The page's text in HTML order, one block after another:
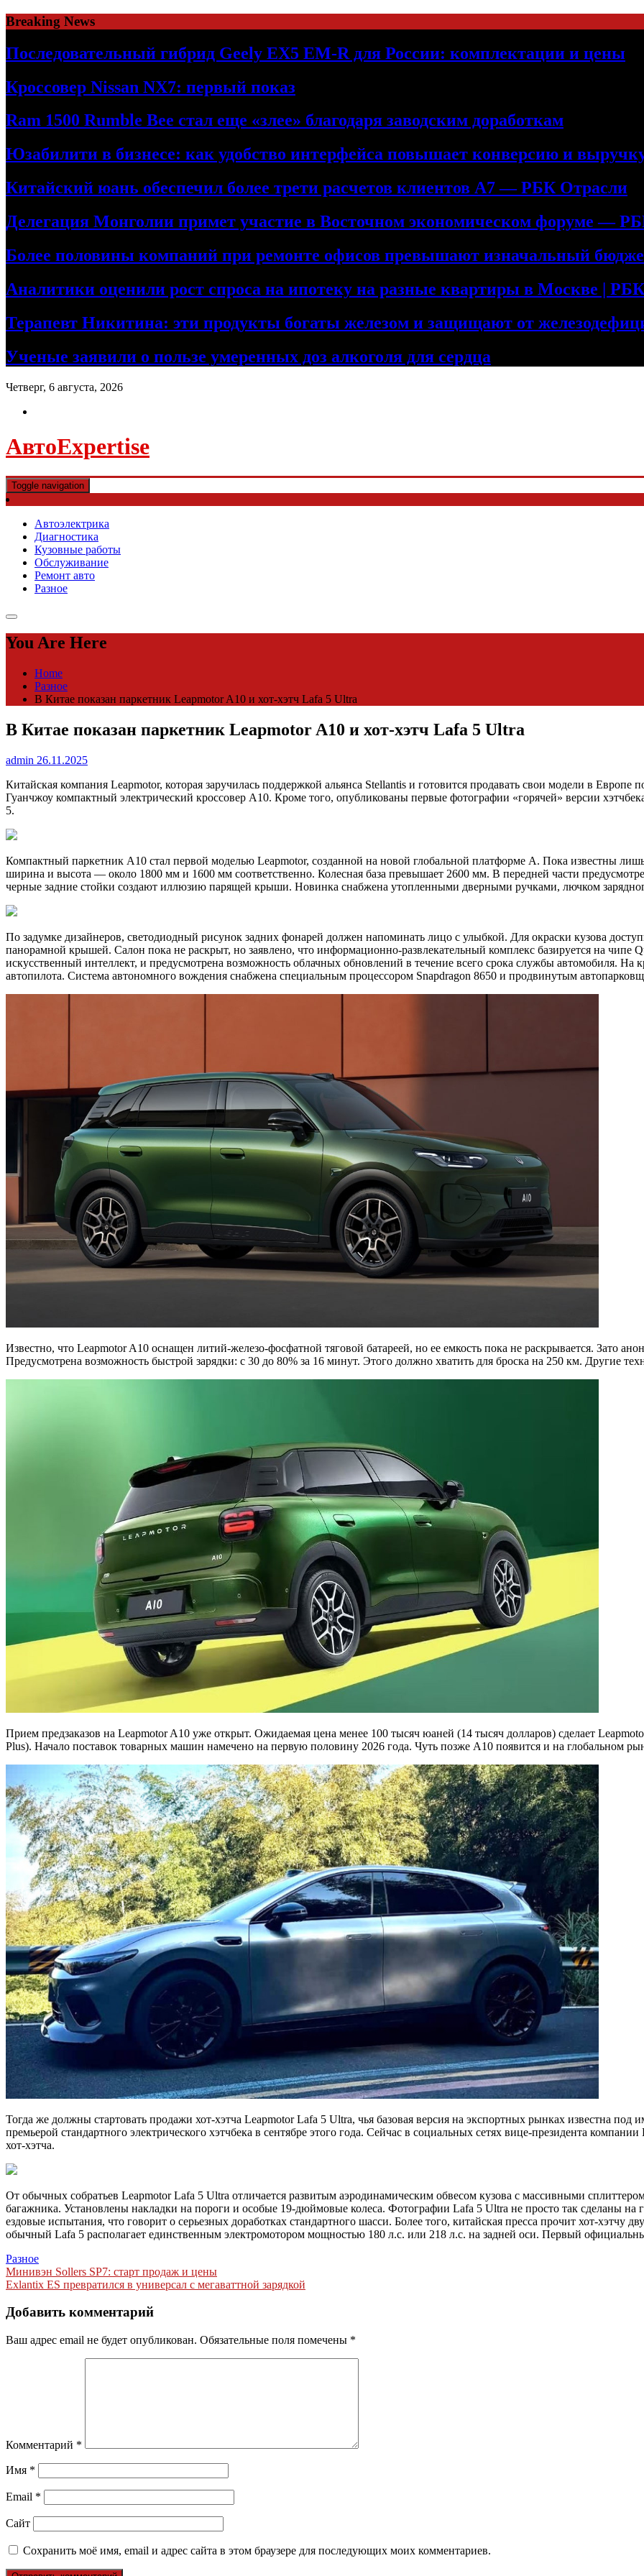
Skip
to
content
Breaking News
Последовательный гибрид Geely EX5 EM-R для России: комплектации и цены
Кроссовер Nissan NX7: первый показ
Ram 1500 Rumble Bee стал еще «злее» благодаря заводским доработкам
Юзабилити в бизнесе: как удобство интерфейса повышает конверсию и
Китайский юань обеспечил более трети расчетов клиентов А7 — РБК Отрасли
Делегация Монголии примет участие в Восточном экономическом форуме —
Более половины компаний при ремонте офисов превышают изначальный
Аналитики оценили рост спроса на ипотеку на разные квартиры в Москве |
Терапевт Никитина: эти продукты богаты железом и защищают от
Ученые заявили о пользе умеренных доз алкоголя для сердца
Четверг, 6 августа, 2026
АвтоExpertise
Toggle navigation
Автоэлектрика
Диагностика
Кузовные работы
Обслуживание
Ремонт авто
Разное
You Are Here
Home
Разное
В Китае показан паркетник Leapmotor A10 и хот-хэтч Lafa 5 Ultra
В Китае показан паркетник Leapmotor A10 и хот-хэтч Lafa 5 Ultra
admin 26.11.2025
Китайская компания Leapmotor, которая заручилась поддержкой альянса Stellantis и готовится продавать свои модели в
Гуанчжоу компактный электрический кроссовер A10. Кроме того, опубликованы первые фотографии «горячей» версии
5.
Компактный паркетник A10 стал первой моделью Leapmotor, созданной на новой глобальной платформе A. Пока известны
ширина и высота — около 1800 мм и 1600 мм соответственно. Колесная база превышает 2600 мм. В передней части
черные задние стойки создают иллюзию парящей крыши. Новинка снабжена утопленными дверными ручками, лючком
По задумке дизайнеров, светодиодный рисунок задних фонарей должен напоминать лицо с улыбкой. Для окраски кузова
панорамной крышей. Салон пока не раскрыт, но заявлено, что информационно-развлекательный комплекс базируется на чипе
искусственный интеллект, и предусмотрена возможность облачных обновлений в течение всего срока службы автомобиля. На
автопилота. Система автономного вождения снабжена специальным процессором Snapdragon 8650 и продвинутым
Известно, что Leapmotor A10 оснащен литий-железо-фосфатной тяговой батареей, но ее емкость пока не раскрывается. Зато
Предусмотрена возможность быстрой зарядки: с 30 до 80% за 16 минут. Этого должно хватить для броска на 250 км. Другие
Прием предзаказов на Leapmotor A10 уже открыт. Ожидаемая цена менее 100 тысяч юаней (14 тысяч долларов) сделает
Plus). Начало поставок товарных машин намечено на первую половину 2026 года. Чуть позже A10 появится и на глобальном
Тогда же должны стартовать продажи хот-хэтча Leapmotor Lafa 5 Ultra, чья базовая версия на экспортных рынках известна под
премьерой стандартного электрического хэтчбека в сентябре этого года. Сейчас в социальных сетях вице-президента
хот-хэтча.
От обычных собратьев Leapmotor Lafa 5 Ultra отличается развитым аэродинамическим обвесом кузова с массивными
багажника. Установлены накладки на пороги и особые 19-дюймовые колеса. Фотографии Lafa 5 Ultra не просто так сделаны на
ездовые испытания, что говорит о серьезных доработках стандартного шасси. Более того, китайская пресса прочит хот-
обычный Lafa 5 располагает единственным электромотором мощностью 180 л.с. или 218 л.с. на задней оси. Первый
Разное
Навигация
по
записям
Минивэн Sollers SP7: старт продаж и цены
Exlantix ES превратился в универсал с мегаваттной зарядкой
Добавить комментарий
Ваш адрес email не будет опубликован. Обязательные поля помечены *
Комментарий *
Имя *
Email *
Сайт
Сохранить моё имя, email и адрес сайта в этом браузере для последующих моих комментариев.